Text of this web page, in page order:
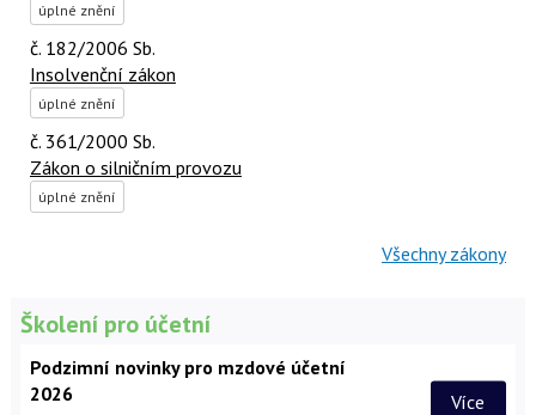
úplné znění
č. 182/2006 Sb.
Insolvenční zákon
úplné znění
č. 361/2000 Sb.
Zákon o silničním provozu
úplné znění
Všechny zákony
Školení pro účetní
Podzimní novinky pro mzdové účetní
2026
Více